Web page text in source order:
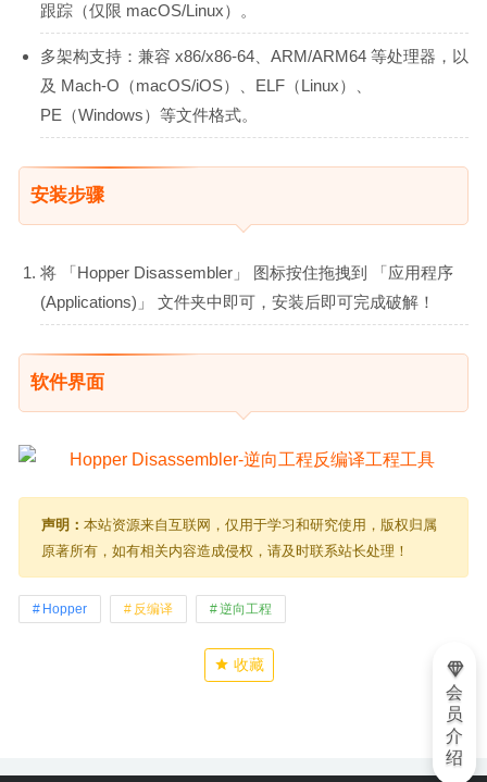
跟踪（仅限 macOS/Linux）。
多架构支持：兼容 x86/x86-64、ARM/ARM64 等处理器，以
及 Mach-O（macOS/iOS）、ELF（Linux）、
PE（Windows）等文件格式。
安装步骤
将 「Hopper Disassembler」 图标按住拖拽到 「应用程序
(Applications)」 文件夹中即可，安装后即可完成破解！
软件界面
声明： 本站资源来自互联网，仅用于学习和研究使用，版权归属
原著所有，如有相关内容造成侵权，请及时联系站长处理！
Hopper 反编译 逆向工程
收藏
会
员
介
绍